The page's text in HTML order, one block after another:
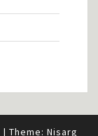
| Theme: Nisarg